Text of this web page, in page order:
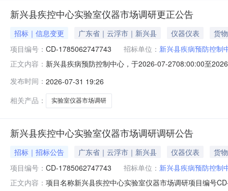
新兴县疾控中心实验室仪器市场调研更正公告
招标｜信息变更 广东省｜云浮市｜新兴县 仪器仪表
货物
项目编号： CD-1785062747743 招标单位： 新兴县疾病预防控制
正文内容： 新兴县疾病预防控制中心，于2026-07-2708:00:00至
称联系人联系电话新兴县疾病预防控制中心梁辉鹏
发布时间： 2026-07-31 19:26
相关产品：
实验室仪器市场调研
新兴县疾控中心实验室仪器市场调研调研公告
招标｜招标公告 广东省｜云浮市｜新兴县 仪器仪表
货物
项目编号： CD-1785062747743 招标单位： 新兴县疾病预防控制
正文内容： 项目名称新兴县疾控中心实验室仪器市场调研项目编号